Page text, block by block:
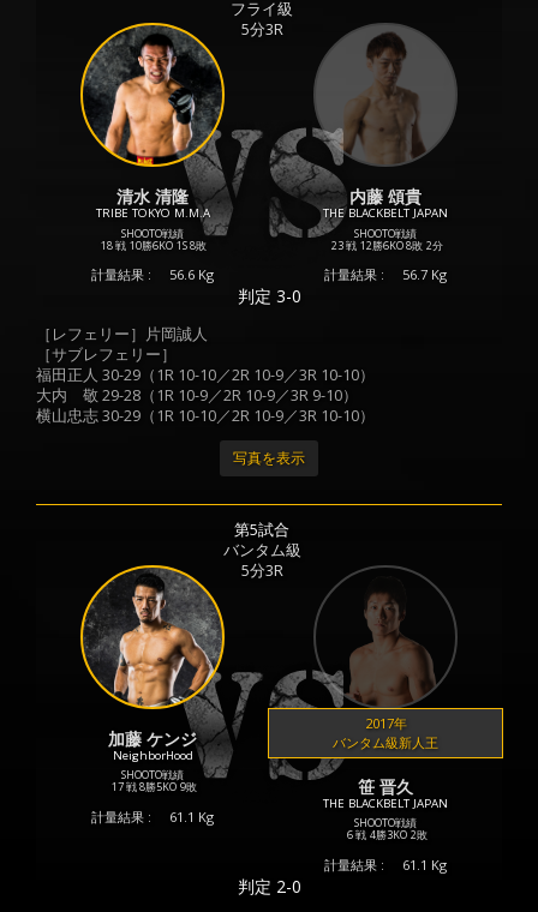
フライ級
5分3R
清水 清隆
TRIBE TOKYO M.M.A
SHOOTO戦績
18 戦 10勝6KO 1S 8敗
計量結果 : 56.6 Kg
内藤 頌貴
THE BLACKBELT JAPAN
SHOOTO戦績
23 戦 12勝6KO 8敗 2分
計量結果 : 56.7 Kg
判定 3-0
［レフェリー］片岡誠人
［サブレフェリー］
福田正人 30-29（1R 10-10／2R 10-9／3R 10-10）
大内 敬 29-28（1R 10-9／2R 10-9／3R 9-10）
横山忠志 30-29（1R 10-10／2R 10-9／3R 10-10）
写真を表示
第5試合
バンタム級
5分3R
加藤 ケンジ
NeighborHood
SHOOTO戦績
17 戦 8勝5KO 9敗
計量結果 : 61.1 Kg
2017年
バンタム級新人王
笹 晋久
THE BLACKBELT JAPAN
SHOOTO戦績
6 戦 4勝3KO 2敗
計量結果 : 61.1 Kg
判定 2-0